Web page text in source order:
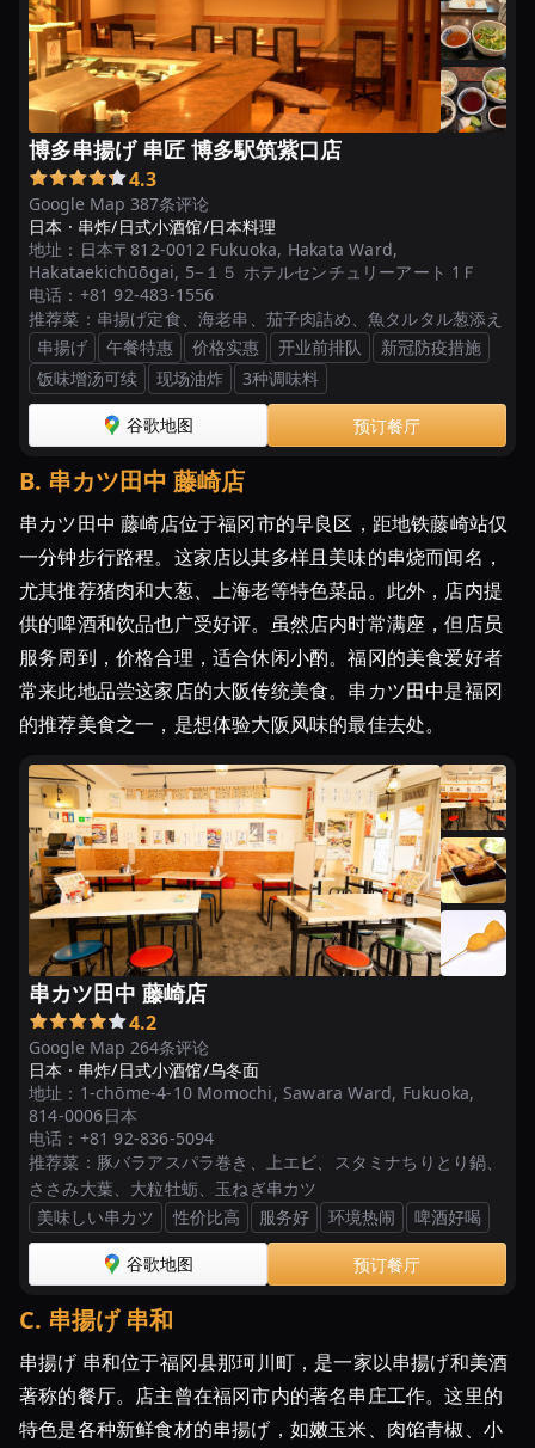
メ
人
気
店
|
ヒ
ラ
岡
で
「串
か
つ」
る
居
酒
屋
の
お
店
-
ッ
ト
ペ
ッ
パ
ー
グ
ル
博多串揚げ 串匠 博多駅筑紫口店
Google Map 387条评论
4.3
日本 · 串炸/日式小酒馆/日本料理
地址： 日本〒812-0012 Fukuoka, Hakata Ward,
Hakataekichūōgai, 5−１５ ホテルセンチュリーアート 1Ｆ
电话： +81 92-483-1556
推荐菜： 串揚げ定食、海老串、茄子肉詰め、魚タルタル葱添え
串揚げ
午餐特惠 价格实惠 开业前排队
新冠防疫措施
饭味增汤可续
现场油炸 3种调味料
谷歌地图 预订餐厅
B. 串カツ田中 藤崎店
串カツ田中 藤崎店位于福冈市的早良区，距地铁藤崎站仅
一分钟步行路程。这家店以其多样且美味的串烧而闻名，
尤其推荐猪肉和大葱、上海老等特色菜品。此外，店内提
供的啤酒和饮品也广受好评。虽然店内时常满座，但店员
服务周到，价格合理，适合休闲小酌。福冈的美食爱好者
常来此地品尝这家店的大阪传统美食。串カツ田中是福冈
的推荐美食之一，是想体验大阪风味的最佳去处。
串カツ田中 藤崎店
Google Map 264条评论
4.2
日本 · 串炸/日式小酒馆/乌冬面
地址： 1-chōme-4-10 Momochi, Sawara Ward, Fukuoka,
814-0006日本
电话： +81 92-836-5094
推荐菜： 豚バラアスパラ巻き、上エビ、スタミナちりとり鍋、
ささみ大葉、大粒牡蛎、玉ねぎ串カツ
美味しい串カツ
性价比高 服务好 环境热闹 啤酒好喝
谷歌地图 预订餐厅
C. 串揚げ 串和
串揚げ 串和位于福冈县那珂川町，是一家以串揚げ和美酒
著称的餐厅。店主曾在福冈市内的著名串庄工作。这里的
特色是各种新鲜食材的串揚げ，如嫩玉米、肉馅青椒、小